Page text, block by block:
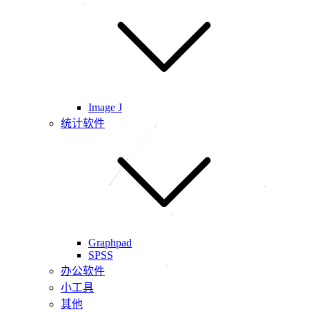
Image J
统计软件
Graphpad
SPSS
办公软件
小工具
其他